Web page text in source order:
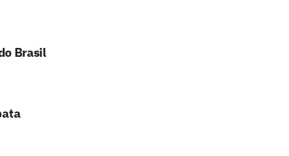
Brasil